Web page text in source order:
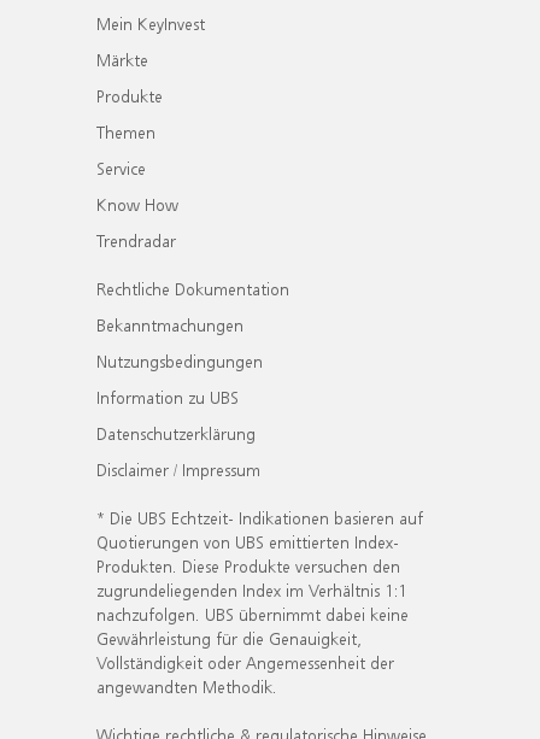
Mein KeyInvest
Märkte
Produkte
Themen
Service
Know How
Trendradar
Rechtliche Dokumentation
Bekanntmachungen
Nutzungsbedingungen
Information zu UBS
Datenschutzerklärung
Disclaimer / Impressum
* Die UBS Echtzeit- Indikationen basieren auf
Quotierungen von UBS emittierten Index-
Produkten. Diese Produkte versuchen den
zugrundeliegenden Index im Verhältnis 1:1
nachzufolgen. UBS übernimmt dabei keine
Gewährleistung für die Genauigkeit,
Vollständigkeit oder Angemessenheit der
angewandten Methodik.